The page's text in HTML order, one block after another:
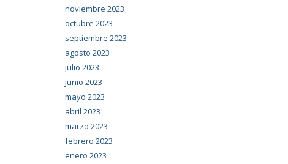
noviembre 2023
octubre 2023
septiembre 2023
agosto 2023
julio 2023
junio 2023
mayo 2023
abril 2023
marzo 2023
febrero 2023
enero 2023